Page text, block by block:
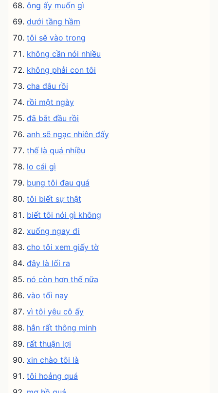
ông ấy muốn gì
dưới tầng hầm
tôi sẽ vào trong
không cần nói nhiều
không phải con tôi
cha đâu rồi
rồi một ngày
đã bắt đầu rồi
anh sẽ ngạc nhiên đấy
thế là quá nhiều
lo cái gì
bụng tôi đau quá
tôi biết sự thật
biết tôi nói gì không
xuống ngay đi
cho tôi xem giấy tờ
đây là lối ra
nó còn hơn thế nữa
vào tối nay
vì tôi yêu cô ấy
hắn rất thông minh
rất thuận lợi
xin chào tôi là
tôi hoảng quá